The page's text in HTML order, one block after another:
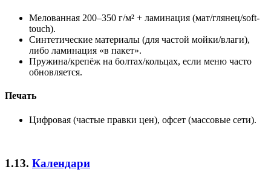
Мелованная 200–350 г/м² + ламинация (мат/глянец/soft-
touch).
Синтетические материалы (для частой мойки/влаги),
либо ламинация «в пакет».
Пружина/крепёж на болтах/кольцах, если меню часто
обновляется.
Печать
Цифровая (частые правки цен), офсет (массовые сети).
1.13. Календари